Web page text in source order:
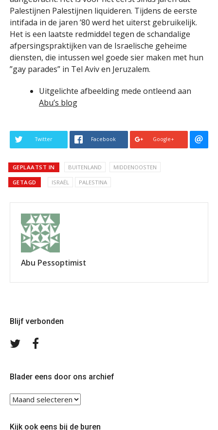
Palestijnen Palestijnen liquideren. Tijdens de eerste
intifada in de jaren ’80 werd het uiterst gebruikelijk.
Het is een laatste redmiddel tegen de schandalige
afpersingspraktijken van de Israelische geheime
diensten, die intussen wel goede sier maken met hun
”gay parades” in Tel Aviv en Jeruzalem.
Uitgelichte afbeelding mede ontleend aan
Abu’s blog
Twitter Facebook Google+
GEPLAATST IN BUITENLAND MIDDENOOSTEN
GETAGD ISRAËL PALESTINA
Abu Pessoptimist
Blijf verbonden
Volg
Blader eens door ons archief
Blader
Kijk ook eens bij de buren